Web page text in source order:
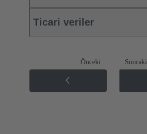
Ticari veriler
Önceki Sonraki